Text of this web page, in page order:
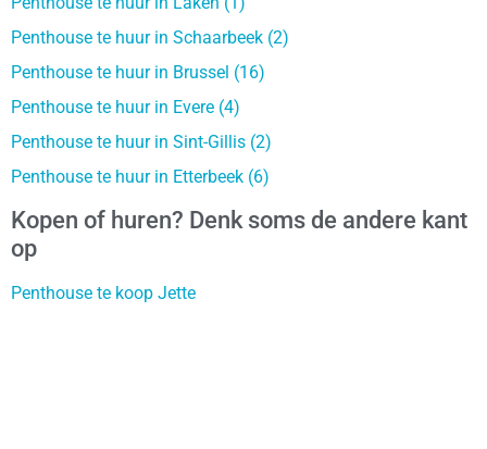
Penthouse te huur in Schaarbeek (2)
Penthouse te huur in Brussel (16)
Penthouse te huur in Evere (4)
Penthouse te huur in Sint-Gillis (2)
Penthouse te huur in Etterbeek (6)
Kopen of huren? Denk soms de andere kant
op
Penthouse te koop Jette